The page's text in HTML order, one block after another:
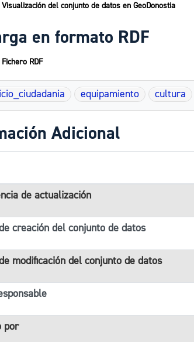
Visualización del conjunto de datos en GeoDonostia
en formato RDF
Fichero RDF
equipamiento cultura
Adicional
de actualización
creación del conjunto de datos
modificación del conjunto de datos
por